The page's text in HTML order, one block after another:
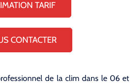
TARIF
CONTACTER
de la clim dans le 06 et